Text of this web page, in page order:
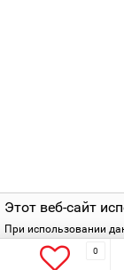
Этот веб-сайт
При использовании
использование
0